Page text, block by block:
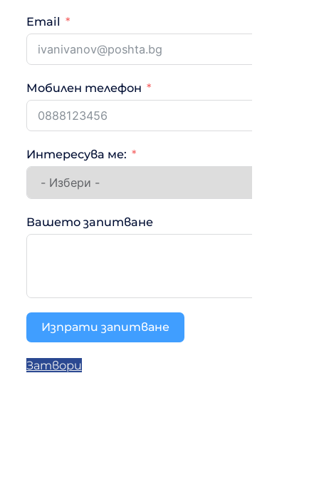
Email
Мобилен телефон
Интересува ме:
Вашето запитване
Изпрати запитване
Затвори